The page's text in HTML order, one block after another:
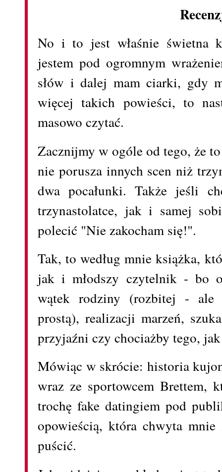
No i to jest właśnie świetna
jestem pod ogromnym
słów i dalej mam ciarki, gdy
więcej takich powieści, to
masowo czytać.
Zacznijmy w ogóle od tego, że
nie porusza innych scen niż
dwa pocałunki. Także jeśli
trzynastolatce, jak i samej
polecić "Nie zakocham się!".
Tak, to według mnie książka,
jak i młodszy czytelnik - bo
wątek rodziny (rozbitej -
prostą), realizacji marzeń,
przyjaźni czy chociażby tego,
Mówiąc w skrócie: historia
wraz ze sportowcem Brettem,
trochę fake datingiem pod
opowieścią, która chwyta
puścić.